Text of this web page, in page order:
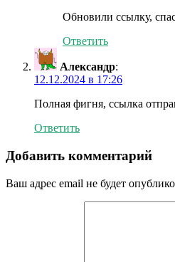
Обновили ссылку,
Ответить
Александр:
12.12.2024 в 17:26
Полная фигня, ссылка
Ответить
Добавить комментарий
Ваш адрес email не будет